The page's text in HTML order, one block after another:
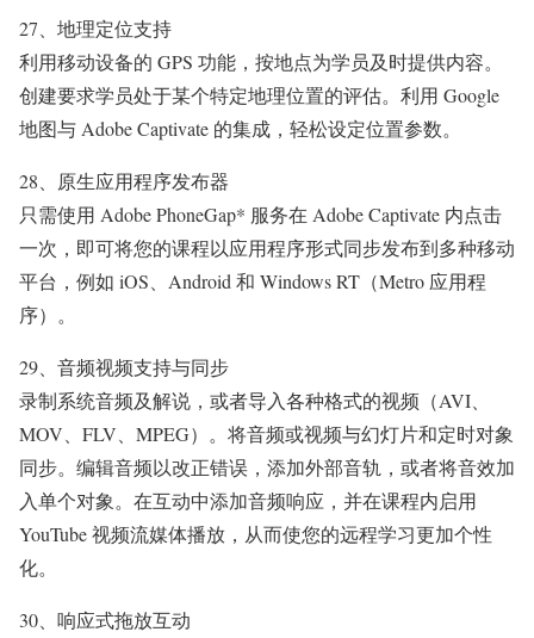
27、地理定位支持
利用移动设备的 GPS 功能，按地点为学员及时提供内容。
创建要求学员处于某个特定地理位置的评估。利用 Google
地图与 Adobe Captivate 的集成，轻松设定位置参数。
28、原生应用程序发布器
只需使用 Adobe PhoneGap* 服务在 Adobe Captivate 内点击
一次，即可将您的课程以应用程序形式同步发布到多种移动
平台，例如 iOS、Android 和 Windows RT（Metro 应用程
序）。
29、音频视频支持与同步
录制系统音频及解说，或者导入各种格式的视频（AVI、
MOV、FLV、MPEG）。将音频或视频与幻灯片和定时对象
同步。编辑音频以改正错误，添加外部音轨，或者将音效加
入单个对象。在互动中添加音频响应，并在课程内启用
YouTube 视频流媒体播放，从而使您的远程学习更加个性
化。
30、响应式拖放互动